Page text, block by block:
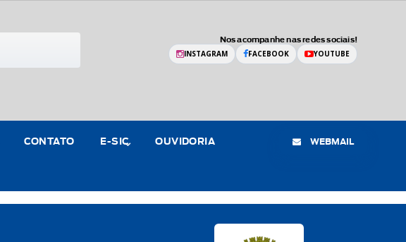
Nos acompanhe nas redes sociais!
INSTAGRAM FACEBOOK YOUTUBE
CONTATO E-SIC OUVIDORIA WEBMAIL